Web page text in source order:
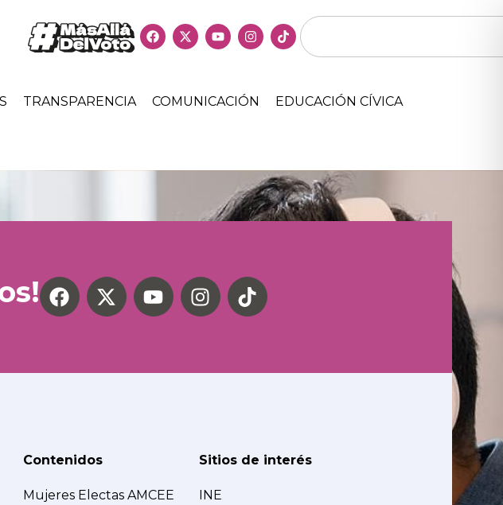
TRANSPARENCIA COMUNICACIÓN EDUCACIÓN CÍVICA
Contenidos
Mujeres Electas AMCEE
Sitios de interés
INE